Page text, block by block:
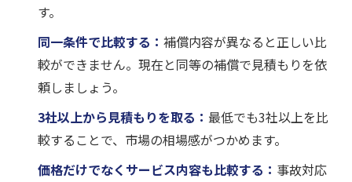
す。
同一条件で比較する： 補償内容が異なると正しい比
較ができません。現在と同等の補償で見積もりを依
頼しましょう。
3社以上から見積もりを取る： 最低でも3社以上を比
較することで、市場の相場感がつかめます。
価格だけでなくサービス内容も比較する： 事故対応